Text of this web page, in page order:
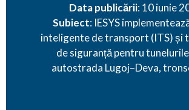
Data publicării: 10 iunie
Subiect: IESYS
inteligente de transport (ITS) și
de siguranță pentru
autostrada Lugoj–Deva,